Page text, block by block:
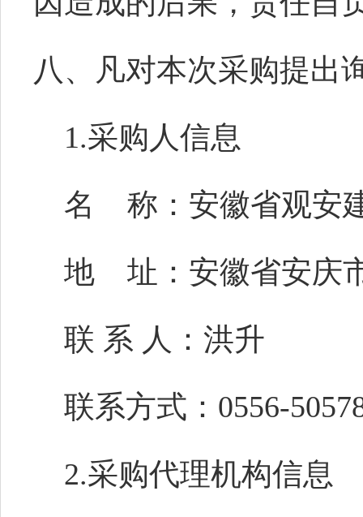
八、凡对本次采购提出
1.采购人信息
名
称：安徽省观安
地
址：安徽省安庆
联 系 人：洪升
联系方式： 0556-
2.采购代理机构信息